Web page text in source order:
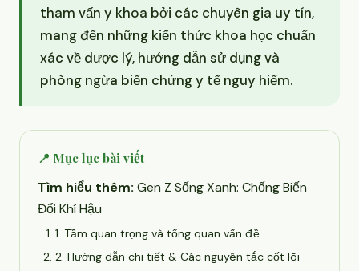
tham vấn y khoa bởi các chuyên gia uy tín,
mang đến những kiến thức khoa học chuẩn
xác về dược lý, hướng dẫn sử dụng và
phòng ngừa biến chứng y tế nguy hiểm.
📍 Mục lục bài viết
Tìm hiểu thêm: Gen Z Sống Xanh: Chống Biến
Đổi Khí Hậu
1. Tầm quan trọng và tổng quan vấn đề
2. Hướng dẫn chi tiết & Các nguyên tắc cốt lõi